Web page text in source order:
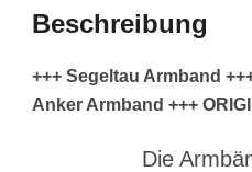
Beschreibung
+++ Segeltau Armband
Anker Armband +++
Die